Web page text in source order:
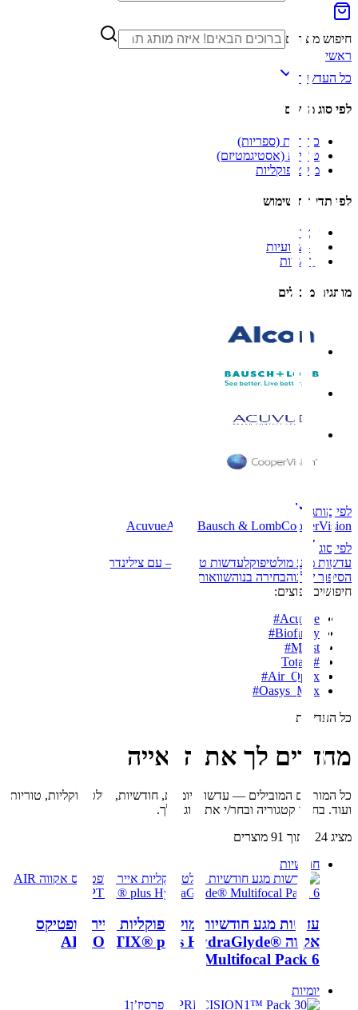
חיפוש מוצרים
ראשי
כל העדשות
לפי סוג מרשם
כדוריות (ספריות)
טוריות (אסטיגמטיזם)
מולטיפוקליות
לפי תדירות שימוש
יומיות
דו-שבועיות
חודשיות
מותגים מובילים
לפי מותג
AcuvueAlcon Bausch & LombCooperVision
לפי סוג
עדשות מגע מולטיפוקלעדשות טוריות – עם צילינדר
הסיפור שלנוהבחירה בנוהשוואות
חיפושים נפוצים:
Acuvue
#
Biofinity
#
Moist
#
Total1 #
Air_Optix
#
Oasys_Max
#
כל העדשות
מחדדים לך את הראייה
כל המותגים המובילים — עדשות יומיות, חודשיות, מולטיפוקליות, טוריות
ועוד. בחר/י קטגוריה ובחר/י את הזוג שלך.
מציג 24 מתוך 91 מוצרים
חודשיות
עדשות מגע חודשיות מולטיפוקליות אייר אופטיקס
אקווה AIR OPTIX® plus HydraGlyde®
Multifocal Pack 6
יומיות